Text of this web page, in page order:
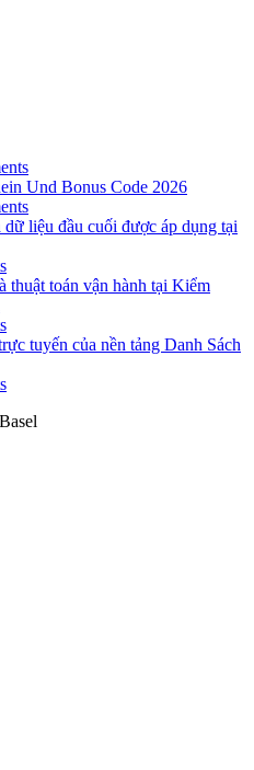
Und Bonus Code 2026
liệu đầu cuối được áp dụng tại
thuật toán vận hành tại Kiểm
tuyến của nền tảng Danh Sách